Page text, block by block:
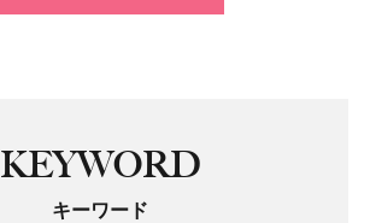
KEYWORD
キーワード